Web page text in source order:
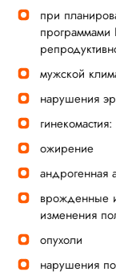
при
мужской
нарушения
ожирение
андрогенная
врожденные
изменения
опухоли
нарушения